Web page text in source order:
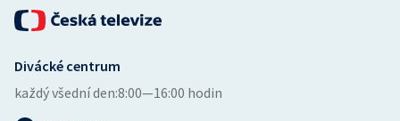
Divácké centrum
každý všední den:8:00—16:00 hodin